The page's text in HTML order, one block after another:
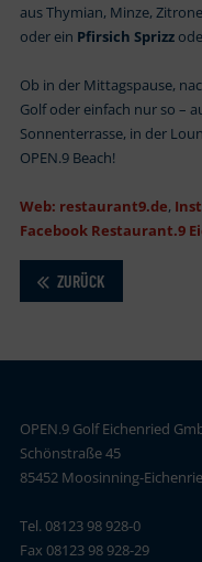
aus Thymian, Minze,
oder ein Pfirsich Sprizz
Ob in der Mittagspause,
Golf oder einfach nur so –
Sonnenterrasse, in der
OPEN.9 Beach!
Web: restaurant9.de,
Facebook Restaurant.9
ZURÜCK
OPEN.9 Golf Eichenried
Schönstraße 45
85452 Moosinning-
Tel. 08123 98 928-0
Fax 08123 98 928-29